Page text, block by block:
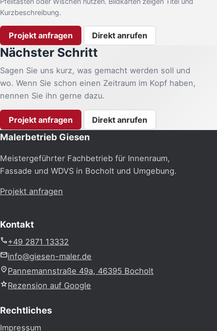
Kurzbeschreibung.
Projekt anfragen Direkt anrufen
Nächster Schritt
Sagen Sie uns kurz, was gemacht werden soll und
wo. Wenn Sie schon einen Zeitraum im Kopf haben,
nennen Sie ihn gerne dazu.
Projekt anfragen Direkt anrufen
Malerbetrieb Giesen
Meistergeführter Fachbetrieb für Innenraum,
Fassade und WDVS in Bocholt und Umgebung.
Projekt anfragen
Kontakt
+49 2871 13332
info@giesen-maler.de
Pannemannstraße 49a, 46395 Bocholt
Rezension auf Google
Rechtliches
Impressum